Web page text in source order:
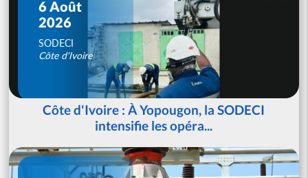
6 Août
2026
SODECI
Côte d'Ivoire
Côte d'Ivoire : À Yopougon, la SODECI
intensifie les opéra...